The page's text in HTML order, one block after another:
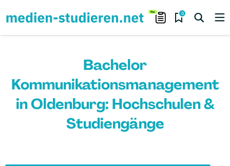
0
Bachelor
Kommunikationsmanagement
in Oldenburg: Hochschulen &
Studiengänge